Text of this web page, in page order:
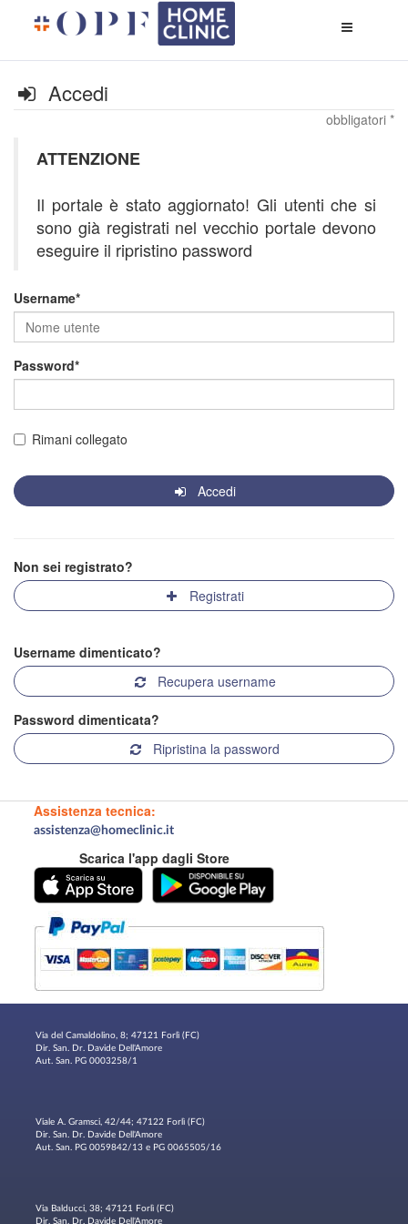
di
Accedi
obbligatori *
ATTENZIONE
Il portale è stato aggiornato! Gli utenti che si
sono già registrati nel vecchio portale devono
eseguire il ripristino password
Username
Password
Rimani collegato
Accedi
Non sei registrato?
Registrati
Username dimenticato?
Recupera username
Password dimenticata?
Ripristina la password
Assistenza tecnica:
assistenza@homeclinic.it
Scarica l'app dagli Store
Via del Camaldolino, 8; 47121 Forlì (FC)
Dir. San. Dr. Davide Dell'Amore
Aut. San. PG 0003258/1
Viale A. Gramsci, 42/44; 47122 Forlì (FC)
Dir. San. Dr. Davide Dell'Amore
Aut. San. PG 0059842/13 e PG 0065505/16
Via Balducci, 38; 47121 Forlì (FC)
Dir. San. Dr. Davide Dell'Amore